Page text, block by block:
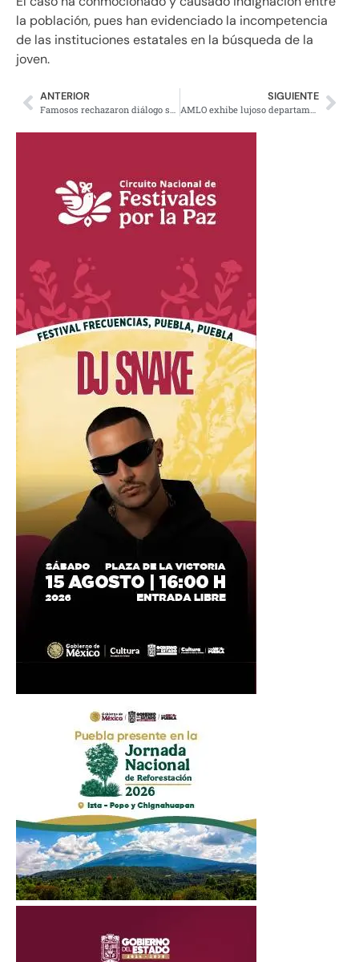
la población, pues han evidenciado la incompetencia
de las instituciones estatales en la búsqueda de la
joven.
ANTERIOR
Famosos rechazaron diálogo sobre Tren Maya: AMLO
SIGUIENTE
AMLO exhibe lujoso departamento de Carlos Loret en Polanco